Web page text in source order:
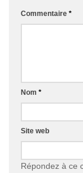
Commentaire *
Nom *
Site web
Répondez à ce